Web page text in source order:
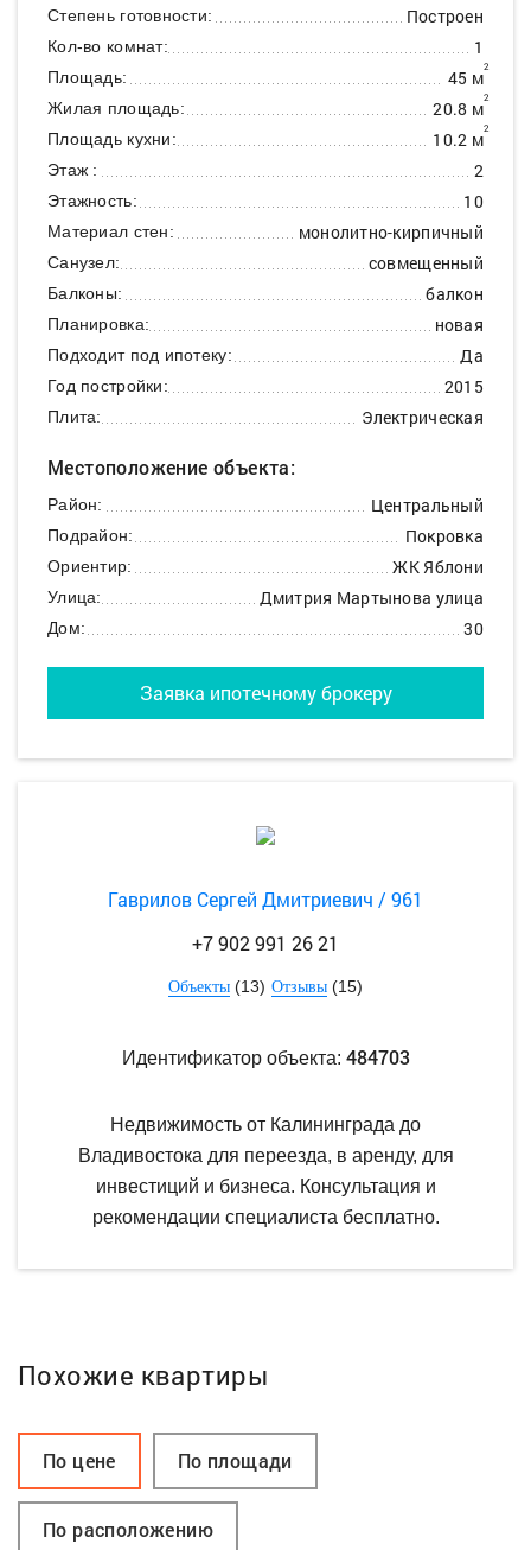
Степень готовности: Построен
Кол-во комнат: 1
Площадь: 45 м2
Жилая площадь: 20.8 м2
Площадь кухни: 10.2 м2
Этаж : 2
Этажность: 10
Материал стен: монолитно-кирпичный
Санузел: совмещенный
Балконы: балкон
Планировка: новая
Подходит под ипотеку: Да
Год постройки: 2015
Плита: Электрическая
Местоположение объекта:
Район: Центральный
Подрайон: Покровка
Ориентир: ЖК Яблони
Улица: Дмитрия Мартынова улица
Дом: 30
Заявка ипотечному брокеру
Гаврилов Сергей Дмитриевич / 961
+7 902 991 26 21
Объекты (13) Отзывы (15)
Идентификатор объекта: 484703
Недвижимость от Калининграда до
Владивостока для переезда, в аренду, для
инвестиций и бизнеса. Консультация и
рекомендации специалиста бесплатно.
Похожие квартиры
По цене По площади
По расположению